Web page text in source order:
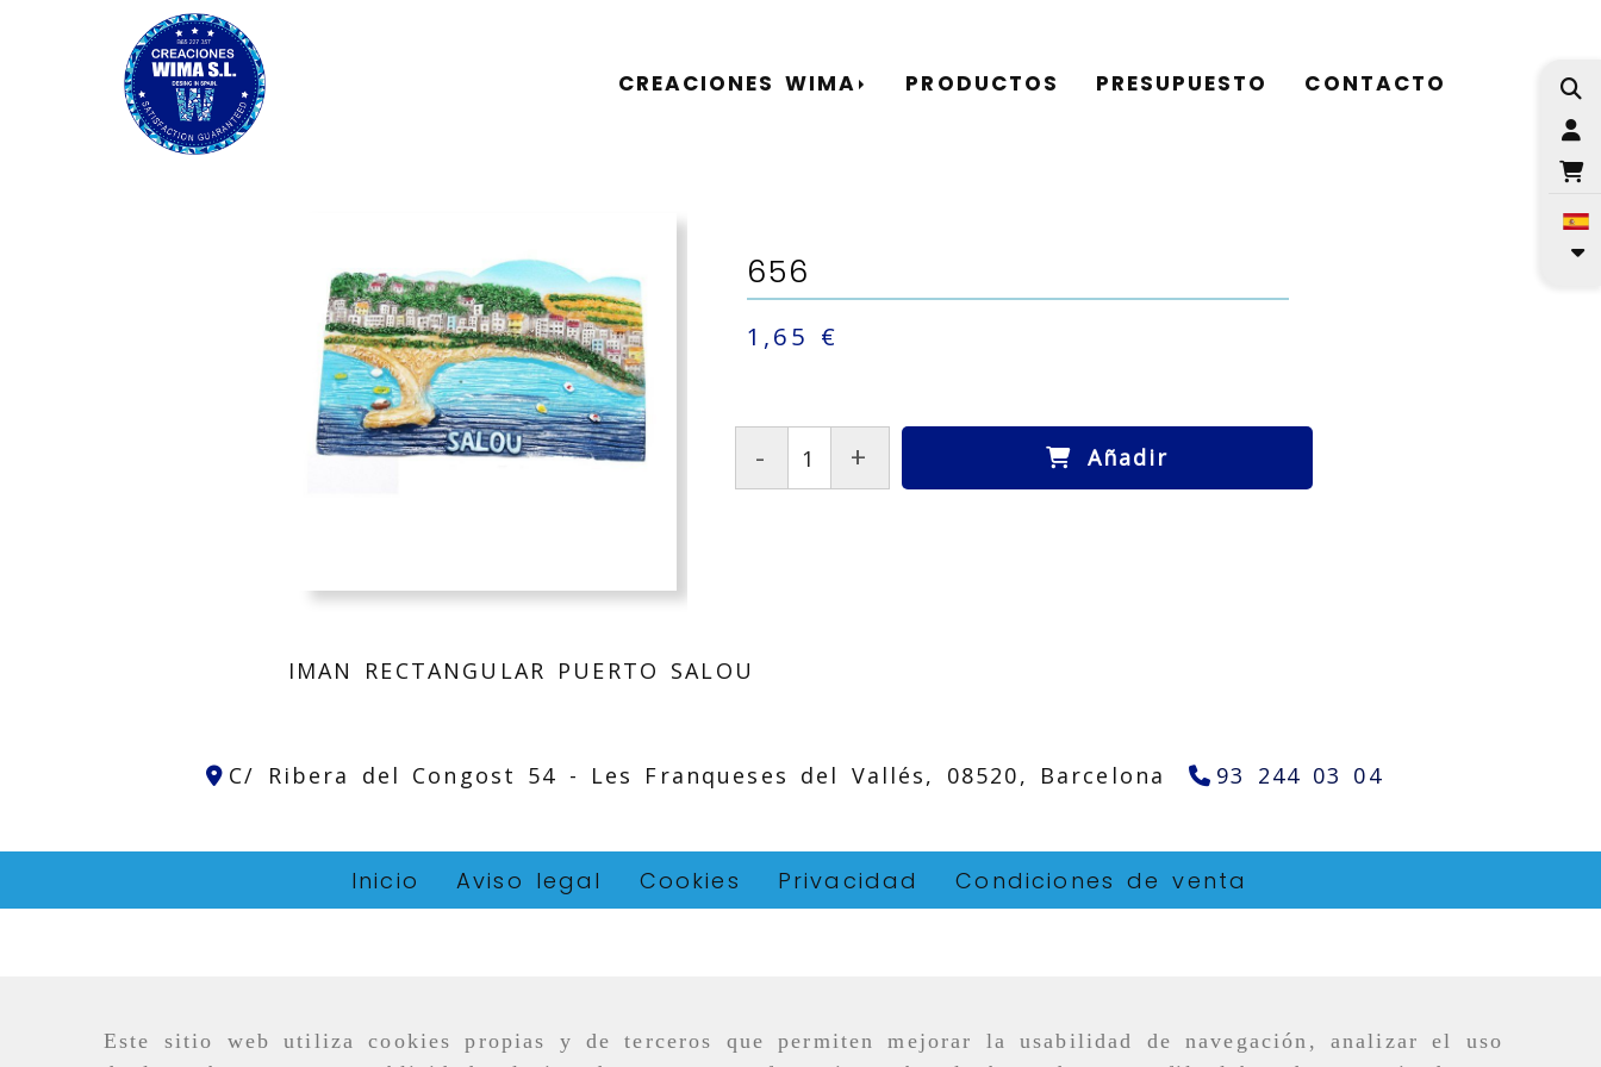
Este sitio web utiliza cookies propias y de terceros que permiten mejorar la usabilidad de navegación, analizar el uso
CREACIONES WIMA PRODUCTOS PRESUPUESTO CONTACTO
656
1,65 €
- + Añadir
IMAN RECTANGULAR PUERTO SALOU
C/ Ribera del Congost 54 - Les Franqueses del Vallés, 08520, Barcelona 93 244 03 04
Inicio Aviso legal Cookies Privacidad Condiciones de venta